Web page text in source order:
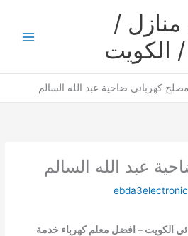
منازل /
مصلح كهربائي ضاحية عبد الله السالم
عبد الله السالم
الكويت – افضل معلم كهرباء خدمة